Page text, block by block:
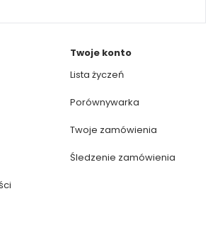
Twoje konto
Lista życzeń
Porównywarka
Twoje zamówienia
Śledzenie zamówienia